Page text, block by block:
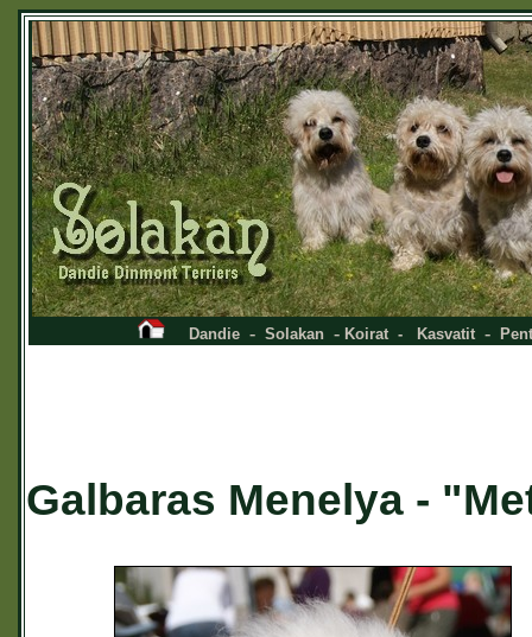
Dandie- Solakan- Koirat- Kasvatit -
Galbaras Menelya -